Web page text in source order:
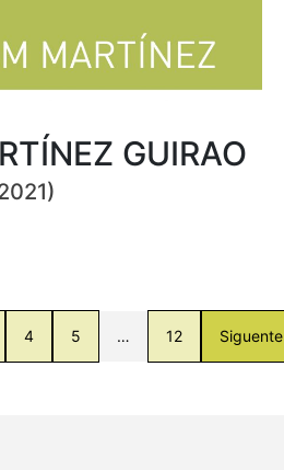
GUIRAO
4 5 … 12 Siguente